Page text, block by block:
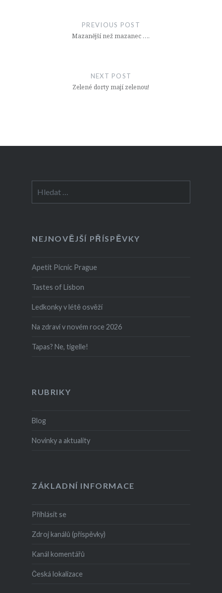
PREVIOUS POST
Mazanější než mazanec ….
NEXT POST
Zelené dorty mají zelenou!
NEJNOVĚJŠÍ PŘÍSPĚVKY
Apetit Picnic Prague
Tastes of Lisbon
Ledkonky v létě osvěží
Na zdraví v novém roce 2026
Tapas? Ne, tigelle!
RUBRIKY
Blog
Novinky a aktuality
ZÁKLADNÍ INFORMACE
Přihlásit se
Zdroj kanálů (příspěvky)
Kanál komentářů
Česká lokalizace